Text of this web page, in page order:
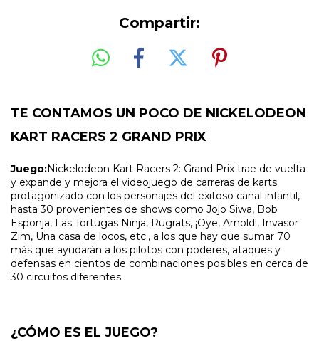
Compartir:
TE CONTAMOS UN POCO DE NICKELODEON
KART RACERS 2 GRAND PRIX
Juego:Nickelodeon Kart Racers 2: Grand Prix trae de vuelta
y expande y mejora el videojuego de carreras de karts
protagonizado con los personajes del exitoso canal infantil,
hasta 30 provenientes de shows como Jojo Siwa, Bob
Esponja, Las Tortugas Ninja, Rugrats, ¡Oye, Arnold!, Invasor
Zim, Una casa de locos, etc., a los que hay que sumar 70
más que ayudarán a los pilotos con poderes, ataques y
defensas en cientos de combinaciones posibles en cerca de
30 circuitos diferentes.
¿CÓMO ES EL JUEGO?